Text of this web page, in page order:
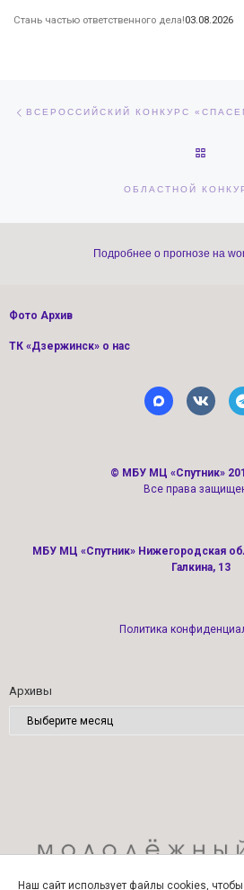
Стань частью ответственного дела!03.08.2026
Навигация по записям
ВСЕРОССИЙСКИЙ КОНКУРС
ОБЛАСТНОЙ
Подробнее о прогнозе на
Фото Архив
ТК «Дзержинск» о нас
© МБУ МЦ «Спутник»
Все права
МБУ МЦ «Спутник» Нижегородская
Галкина, 13
Политика
Архивы
Наш сайт использует файлы cookies, чтобы